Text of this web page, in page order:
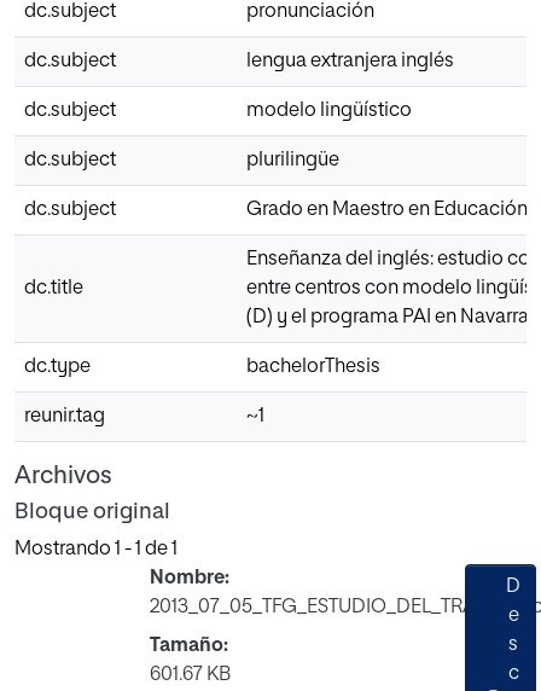
dc.subject pronunciación
dc.subject lengua extranjera inglés
dc.subject modelo lingüístico
dc.subject plurilingüe
dc.subject Grado en Maestro en Educación
dc.title
Enseñanza del inglés: estudio
entre centros con modelo
(D) y el programa PAI en Navarra
dc.type bachelorThesis
reunir.tag ~1
Archivos
Bloque original
Mostrando 1 - 1 de 1
Nombre:
Tamaño:
601.67 KB
D
e
s
c